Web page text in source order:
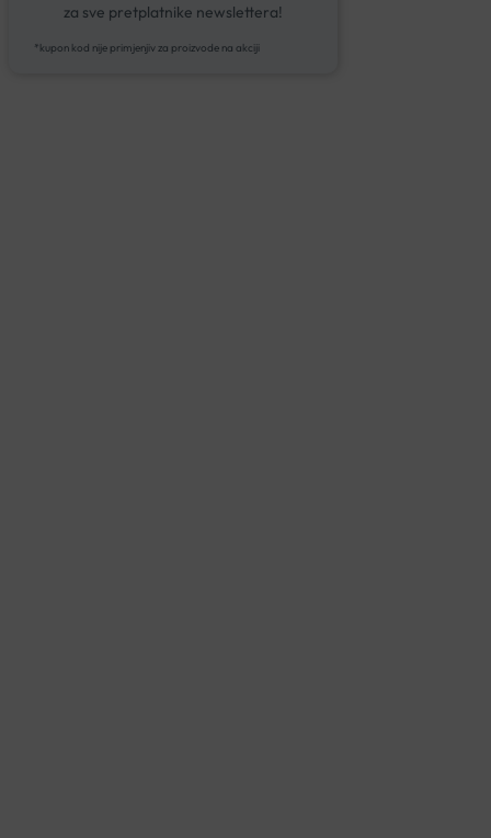
za sve pretplatnike newslettera!
*kupon kod nije primjenjiv za proizvode na akciji